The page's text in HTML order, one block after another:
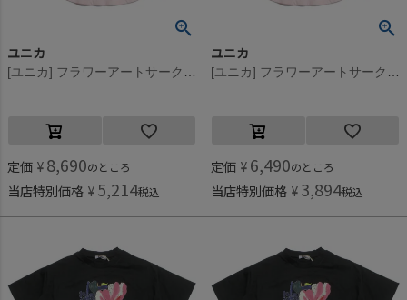
ユニカ
定価 ¥ 8,690のところ
当店特別価格 ¥ 5,214税込
ユニカ
定価 ¥ 6,490のところ
当店特別価格 ¥ 3,894税込